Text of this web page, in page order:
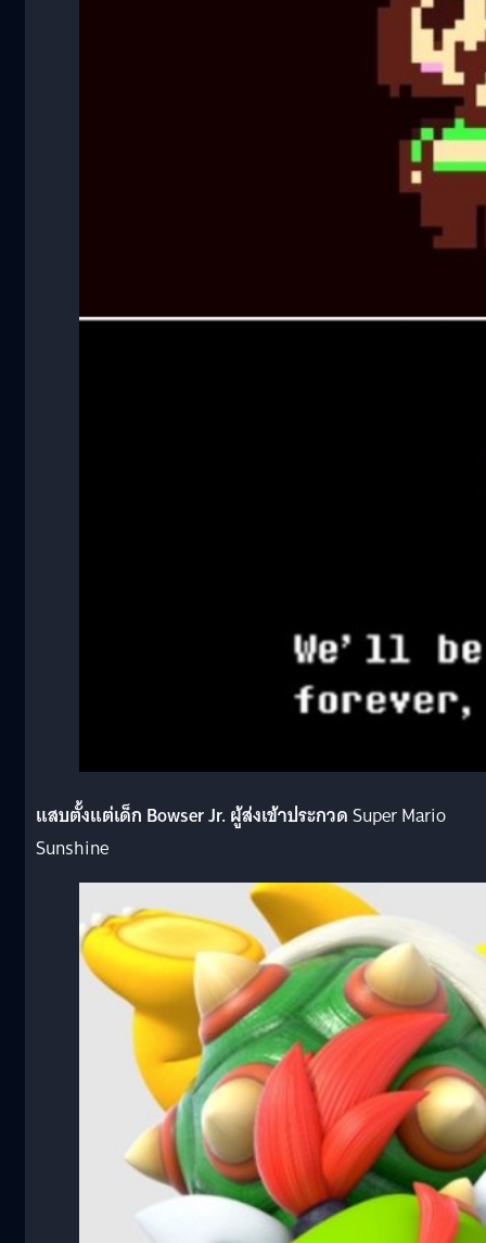
แสบตั้งแต่เด็ก Bowser Jr. ผู้ส่งเข้าประกวดSuper Mario
Sunshine